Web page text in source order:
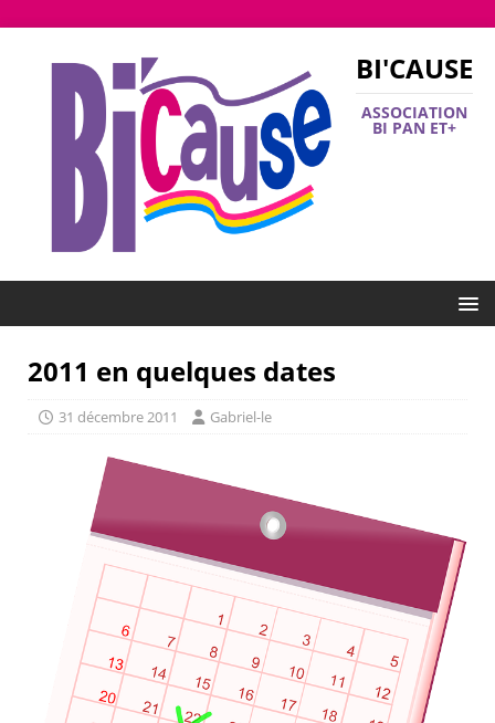
BI'CAUSE
ASSOCIATION
BI PAN ET+
2011 en quelques dates
31 décembre 2011 Gabriel-le